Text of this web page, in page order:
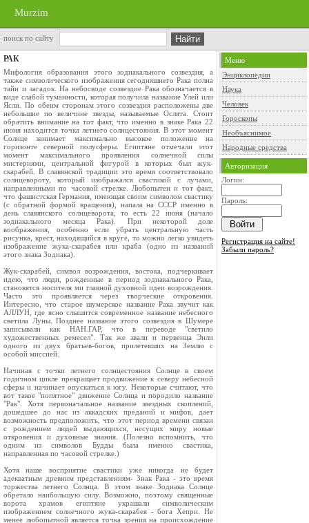
Murzim
поиск по сайту
РАК
Мифология образования этого зодиакального созвездия, а
также символического изображения сегодняшнего Рака полна
тайн и загадок. На небосводе созвездие Рака обозначается в
виде слабой туманности, которая получила название Улей или
Ясли. По обеим сторонам этого созвездия расположены две
небольшие по величине звезды, называемые Ослята. Стоит
обратить внимание на тот факт, что именно в знаке Рака 22
июня находится точка летнего солнцестояния. В этот момент
Солнце занимает максимально высокое положение на
горизонте северной полусферы. Египтяне отмечали этот
момент максимального проявления солнечной силы
мистериями, центральной фигурой в которых был жук-
скарабей. В славянской традиции это время соответствовало
солнцевороту, который изображался свастикой с лучами,
направленными по часовой стрелке. Любопытен и тот факт,
что фашистская Германия, имеющая своим символом свастику
(с обратной формой вращения), напала на СССР именно в
день славянского солнцеворота, то есть 22 июня (начало
зодиакального месяца Рака). При некоторой доле
воображения, особенно если убрать центральную часть
рисунка, крест, находящийся в круге, то можно легко увидеть
изображение жука-скарабея или краба (одно из названий
этого знака Зодиака).
Жук-скарабей, символ возрождения, востока, подчеркивает
идею, что люди, рожденные в период зодиакального Рака,
становятся носителя ми главной духовной идеи возрождения.
Часто это проявляется через творческие откровения.
Интересно, что старое шумерское название Рака звучит как
АЛЛУН, где ясно слышится современное название небесного
светила Луны. Позднее название этого созвездия в Шумере
записывали как НАН.ГАР, что в переводе "светило
художественных ремесел". Так же звали и первенца Энли
одного из двух братьев-богов, прилетевших на Землю с
особой миссией.
Начиная с точки летнего солнцестояния Солнце в своем
годичном цикле прекращает продвижение к северу небесной
сферы и начинает опускаться к югу. Некоторые считают, что
вот такое "попятное" движение Солнца и породило название
"Рак". Хотя первоначальное название звездных скоплений,
дошедшее до нас из аккадских преданий и мифов, дает
возможность предположить, что этот период времени связан
с рождением людей выдающихся, несущих миру новые
откровения и духовные знания. (Полезно вспомнить, что
одним из символов Будды была именно свастика,
направленная по часовой стрелке.)
Хотя наше восприятие свастики уже никогда не будет
адекватным древним представлениям- Знак Рака - это время
торжества летнего Солнца. В этом знаке Зодиака Солнце
обретало наибольшую силу. Возможно, поэтому священные
ворота храмов египтяне украшали символическим
изображением солнечного жука-скарабея - бога Хепри. Не
менее любопытной является точка зрения на происхождение
Меню
Энциклопедии
Наука
Человек
Гороскопы
Необъяснимое
Народные средства
Авторизация
Логин:
Пароль:
Регистрация на сайте!
Забыли пароль?